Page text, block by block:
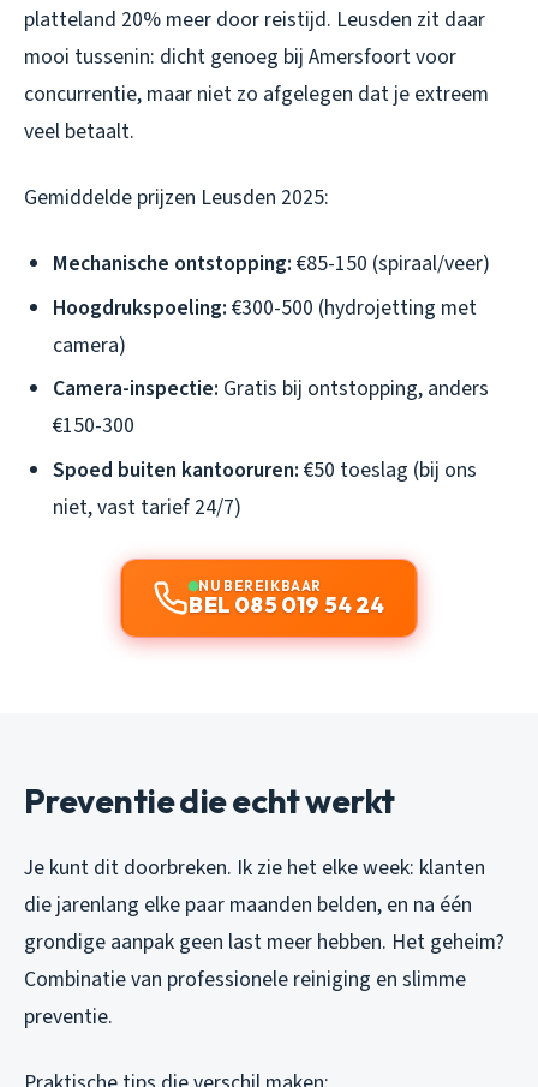
platteland 20% meer door reistijd. Leusden zit daar
mooi tussenin: dicht genoeg bij Amersfoort voor
concurrentie, maar niet zo afgelegen dat je extreem
veel betaalt.
Gemiddelde prijzen Leusden 2025:
Mechanische ontstopping: €85-150 (spiraal/veer)
Hoogdrukspoeling: €300-500 (hydrojetting met
camera)
Camera-inspectie: Gratis bij ontstopping, anders
€150-300
Spoed buiten kantooruren: €50 toeslag (bij ons
niet, vast tarief 24/7)
NU BEREIKBAAR
BEL 085 019 54 24
Preventie die echt werkt
Je kunt dit doorbreken. Ik zie het elke week: klanten
die jarenlang elke paar maanden belden, en na één
grondige aanpak geen last meer hebben. Het geheim?
Combinatie van professionele reiniging en slimme
preventie.